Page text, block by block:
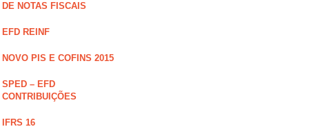
DE NOTAS FISCAIS
EFD REINF
NOVO PIS E COFINS 2015
SPED – EFD
CONTRIBUIÇÕES
IFRS 16